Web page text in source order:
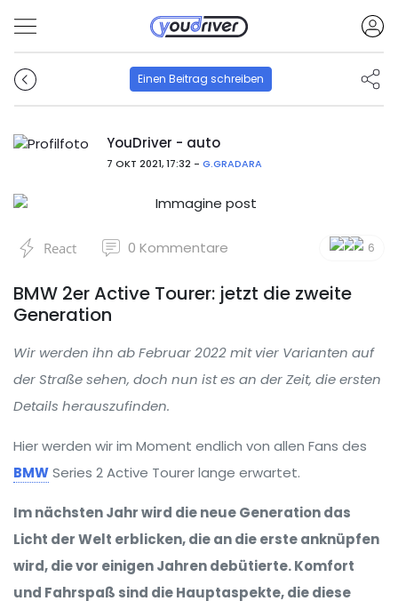
Einen Beitrag schreiben
YouDriver - auto
7 OKT 2021, 17:32 - G.GRADARA
React 0 Kommentare 6
BMW 2er Active Tourer: jetzt die zweite
Generation
Wir werden ihn ab Februar 2022 mit vier Varianten auf
der Straße sehen, doch nun ist es an der Zeit, die ersten
Details herauszufinden.
Hier werden wir im Moment endlich von allen Fans des
BMWSeries 2 Active Tourer lange erwartet.
Im nächsten Jahr wird die neue Generation das
Licht der Welt erblicken, die an die erste anknüpfen
wird, die vor einigen Jahren debütierte. Komfort
und Fahrspaß sind die Hauptaspekte, die diese